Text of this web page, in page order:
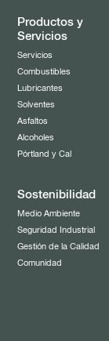
Productos y
Servicios
Servicios
Combustibles
Lubricantes
Solventes
Asfaltos
Alcoholes
Pórtland y Cal
Sostenibilidad
Medio Ambiente
Seguridad Industrial
Gestión de la Calidad
Comunidad